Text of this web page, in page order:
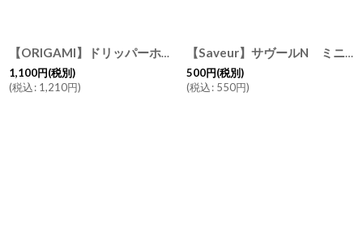
【ORIGAMI】ドリッパーホルダー Wooden Dripper Holder S・M兼用 アカシア 木製 オリガミ
1,100円(税別)
(税込: 1,210円)
【Saveur】サヴールN ミニプレート φ11cm ブロンズ ホワイト 小皿 豆皿 日本製 サブール
500円(税別)
(税込: 550円)